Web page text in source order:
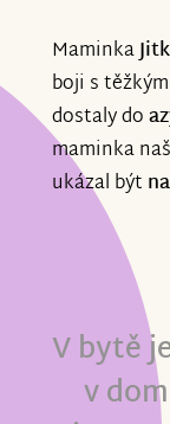
Maminka
boji s
dostaly do
maminka
ukázal být
V bytě
v